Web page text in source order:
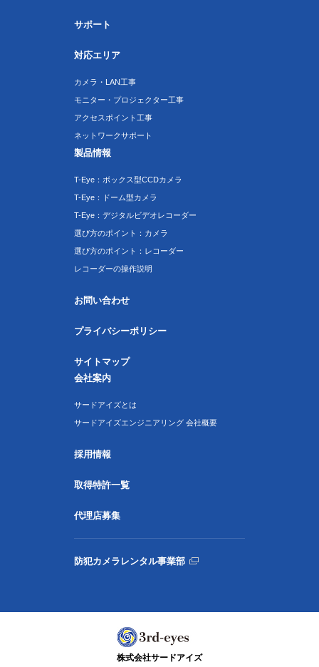
サポート
対応エリア
カメラ・LAN工事
モニター・プロジェクター工事
アクセスポイント工事
ネットワークサポート
製品情報
T-Eye：ボックス型CCDカメラ
T-Eye：ドーム型カメラ
T-Eye：デジタルビデオレコーダー
選び方のポイント：カメラ
選び方のポイント：レコーダー
レコーダーの操作説明
お問い合わせ
プライバシーポリシー
サイトマップ
会社案内
サードアイズとは
サードアイズエンジニアリング 会社概要
採用情報
取得特許一覧
代理店募集
防犯カメラレンタル事業部
株式会社サードアイズ